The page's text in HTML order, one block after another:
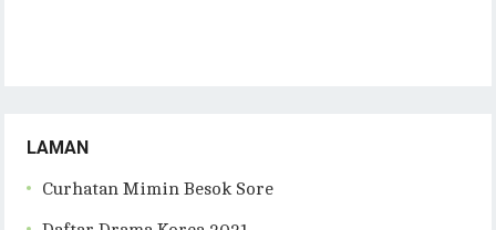
LAMAN
Curhatan Mimin Besok Sore